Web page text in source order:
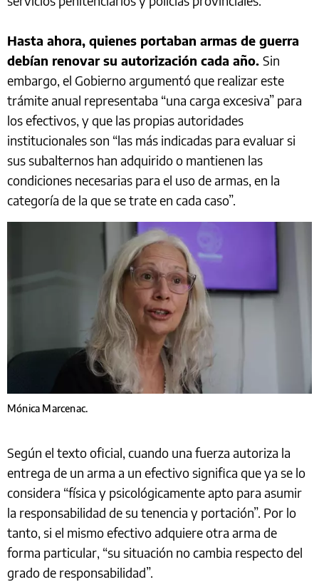
Hasta ahora, quienes portaban armas de guerra
debían renovar su autorización cada año. Sin
embargo, el Gobierno argumentó que realizar este
trámite anual representaba “una carga excesiva” para
los efectivos, y que las propias autoridades
institucionales son “las más indicadas para evaluar si
sus subalternos han adquirido o mantienen las
condiciones necesarias para el uso de armas, en la
categoría de la que se trate en cada caso”.
Mónica Marcenac.
Según el texto oficial, cuando una fuerza autoriza la
entrega de un arma a un efectivo significa que ya se lo
considera “física y psicológicamente apto para asumir
la responsabilidad de su tenencia y portación”. Por lo
tanto, si el mismo efectivo adquiere otra arma de
forma particular, “su situación no cambia respecto del
grado de responsabilidad”.